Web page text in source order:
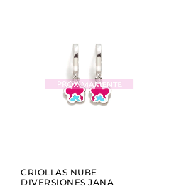
VER AÑADIR
CRIOLLAS NUBE
DIVERSIONES JANA